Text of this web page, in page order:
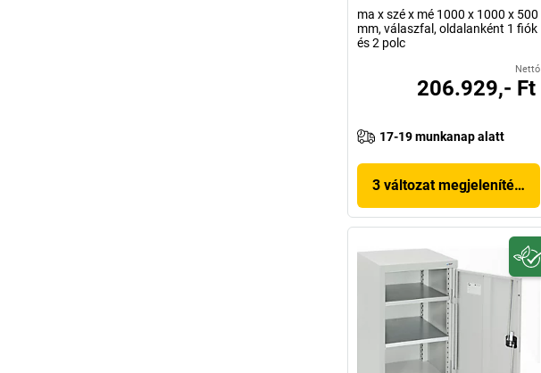
ma x szé x mé 1000 x 1000 x 500
mm, válaszfal, oldalanként 1 fiók
és 2 polc
Nettó
206.929,- Ft
17-19 munkanap alatt
3 változat megjelenítése